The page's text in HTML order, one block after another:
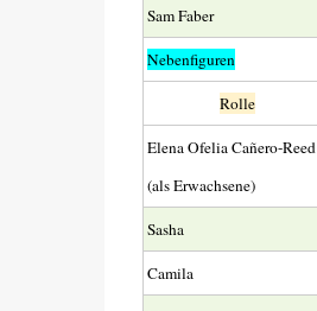
Sam Faber
Nebenfiguren
Rolle
Elena Ofelia Cañero-Reed
(als Erwachsene)
Sasha
Camila